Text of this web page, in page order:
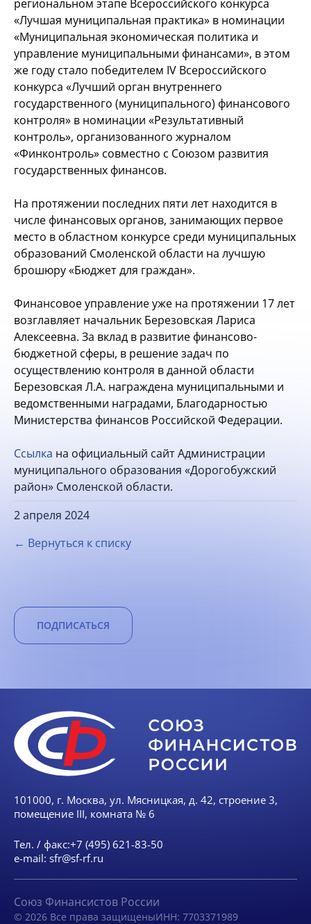
региональном этапе Всероссийского конкурса
«Лучшая муниципальная практика» в номинации
«Муниципальная экономическая политика и
управление муниципальными финансами», в этом
же году стало победителем IV Всероссийского
конкурса «Лучший орган внутреннего
государственного (муниципального) финансового
контроля» в номинации «Результативный
контроль», организованного журналом
«Финконтроль» совместно с Союзом развития
государственных финансов.
На протяжении последних пяти лет находится в
числе финансовых органов, занимающих первое
место в областном конкурсе среди муниципальных
образований Смоленской области на лучшую
брошюру «Бюджет для граждан».
Финансовое управление уже на протяжении 17 лет
возглавляет начальник Березовская Лариса
Алексеевна. За вклад в развитие финансово-
бюджетной сферы, в решение задач по
осуществлению контроля в данной области
Березовская Л.А. награждена муниципальными и
ведомственными наградами, Благодарностью
Министерства финансов Российской Федерации.
Ссылка на официальный сайт Администрации
муниципального образования «Дорогобужский
район» Смоленской области.
2 апреля 2024
← Вернуться к списку
ПОДПИСАТЬСЯ
101000, г. Москва, ул. Мясницкая, д. 42, строение 3,
помещение III, комната № 6
Тел. / факс:+7 (495) 621-83-50
e-mail: sfr@sf-rf.ru
Союз Финансистов России
© 2026 Все права защищеныИНН: 7703371989